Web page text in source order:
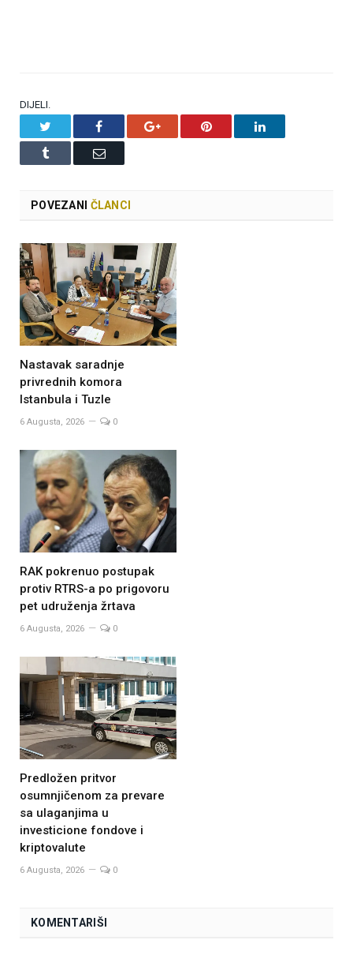
DIJELI.
Facebook Google+ Pinterest LinkedIn
Tumblr Email
POVEZANI ČLANCI
Nastavak saradnje
privrednih komora
Istanbula i Tuzle
6 Augusta, 2026 0
RAK pokrenuo postupak
protiv RTRS-a po prigovoru
pet udruženja žrtava
6 Augusta, 2026 0
Predložen pritvor
osumnjičenom za prevare
sa ulaganjima u
investicione fondove i
kriptovalute
6 Augusta, 2026 0
KOMENTARIŠI